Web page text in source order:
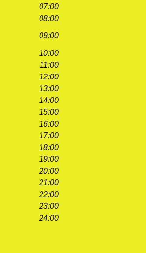
07:00
08:00
09:00
10:00
11:00
12:00
13:00
14:00
15:00
16:00
17:00
18:00
19:00
20:00
21:00
22:00
23:00
24:00